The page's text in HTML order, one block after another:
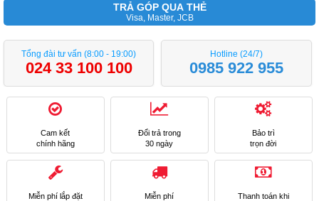
TRẢ GÓP QUA THẺ
Visa, Master, JCB
Tổng đài tư vấn (8:00 - 19:00)
024 33 100 100
Hotline (24/7)
0985 922 955
Cam kết
chính hãng
Đổi trả trong
30 ngày
Bảo trì
trọn đời
Miễn phí lắp đặt
Miễn phí
Thanh toán khi